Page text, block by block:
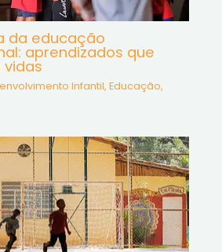
da educação
aprendizados que
Infantil, Educação,